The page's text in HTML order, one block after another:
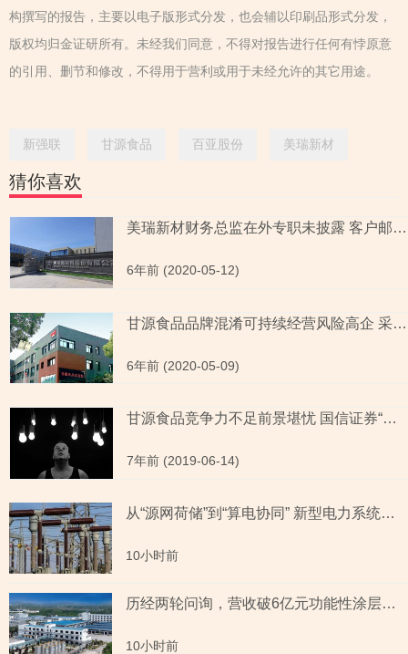
构撰写的报告，主要以电子版形式分发，也会辅以印刷品形式分发，
版权均归金证研所有。未经我们同意，不得对报告进行任何有悖原意
的引用、删节和修改，不得用于营利或用于未经允许的其它用途。
新强联 甘源食品 百亚股份 美瑞新材
猜你喜欢
美瑞新材财务总监在外专职未披露 客户邮箱与多家公司重叠现疑云
6年前 (2020-05-12)
甘源食品品牌混淆可持续经营风险高企 采购数据“撞车”真实性存疑
6年前 (2020-05-09)
甘源食品竞争力不足前景堪忧 国信证券“自顾不暇”如何持续督导
7年前 (2019-06-14)
从“源网荷储”到“算电协同” 新型电力系统指数全景透视六大赛道
10小时前
历经两轮问询，营收破6亿元功能性涂层材料企业“撤稿”，应收账款坏账计提充分性及销售费用率低于同行均值合理性遭“连环问”
10小时前